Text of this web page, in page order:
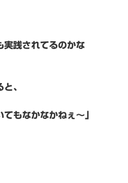
実践されてるのかな
、
もなかなかねぇ〜」